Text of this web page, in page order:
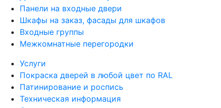
Панели на входные двери
Шкафы на заказ, фасады для шкафов
Входные группы
Межкомнатные перегородки
Услуги
Покраска дверей в любой цвет по RAL
Патинирование и роспись
Техническая информация